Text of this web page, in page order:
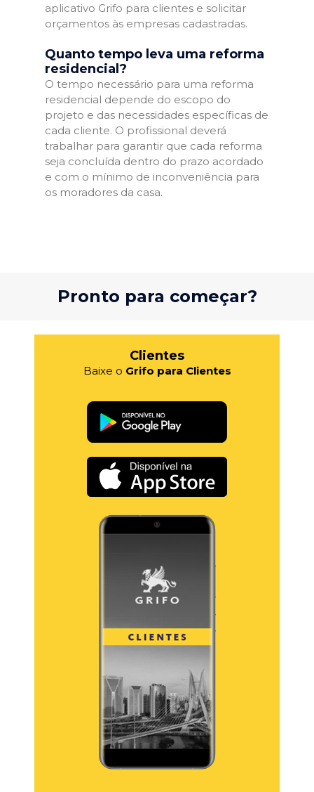
aplicativo Grifo para clientes e solicitar
orçamentos às empresas cadastradas.
Quanto tempo leva uma reforma
residencial?
O tempo necessário para uma reforma
residencial depende do escopo do
projeto e das necessidades específicas de
cada cliente. O profissional deverá
trabalhar para garantir que cada reforma
seja concluída dentro do prazo acordado
e com o mínimo de inconveniência para
os moradores da casa.
Pronto para começar?
Clientes
Baixe o Grifo para Clientes